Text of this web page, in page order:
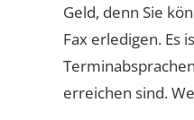
Geld, denn Sie
Fax erledigen. Es
erreichen sind.